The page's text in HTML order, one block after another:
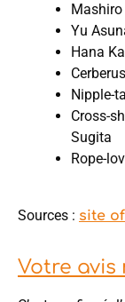
Yu
Hana
Nipple-
Cross-
Sugita
Rope-
Sources : site
Votre avis